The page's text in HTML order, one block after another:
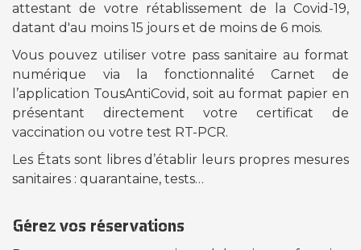
attestant de votre rétablissement de la Covid-19,
datant d'au moins 15 jours et de moins de 6 mois.
Vous pouvez utiliser votre pass sanitaire au format
numérique via la fonctionnalité Carnet de
l’application TousAntiCovid, soit au format papier en
présentant directement votre certificat de
vaccination ou votre test RT-PCR.
Les États sont libres d’établir leurs propres mesures
sanitaires : quarantaine, tests…
Gérez vos réservations